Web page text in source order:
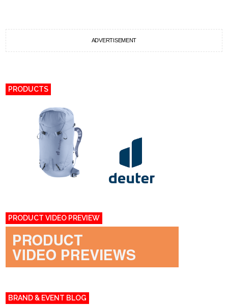
ADVERTISEMENT
PRODUCTS
PRODUCT VIDEO PREVIEW
BRAND & EVENT BLOG